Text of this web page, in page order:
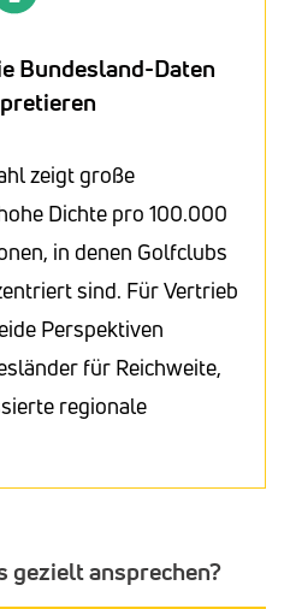
Bundesland-Daten
zeigt große
Dichte pro 100.000
in denen Golfclubs
sind. Für Vertrieb
Perspektiven
für Reichweite,
regionale
gezielt ansprechen?